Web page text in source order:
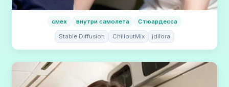
смех внутри самолета Стюардесса
Stable Diffusion ChilloutMix jdllora